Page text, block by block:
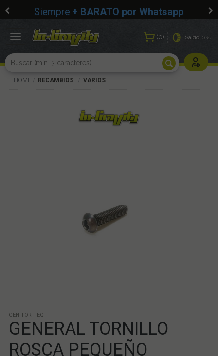
Siempre + BARATO por Whatsapp
0 Saldo:0 €
Usuarios
Toggle
HOME RECAMBIOS VARIOS
GEN-TOR-PEQ
GENERAL TORNILLO
ROSCA PEQUEÑO